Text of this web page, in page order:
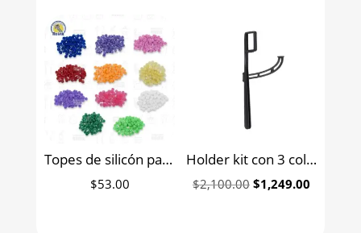
$36,590.00.
Topes de silicón para limas
$53.00
Holder kit con 3 colimadores para radiovisógrafo Handy
$2,100.00 Original
$1,249.00Current